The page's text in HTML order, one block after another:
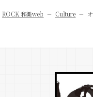
ROCK 和樂web Culture